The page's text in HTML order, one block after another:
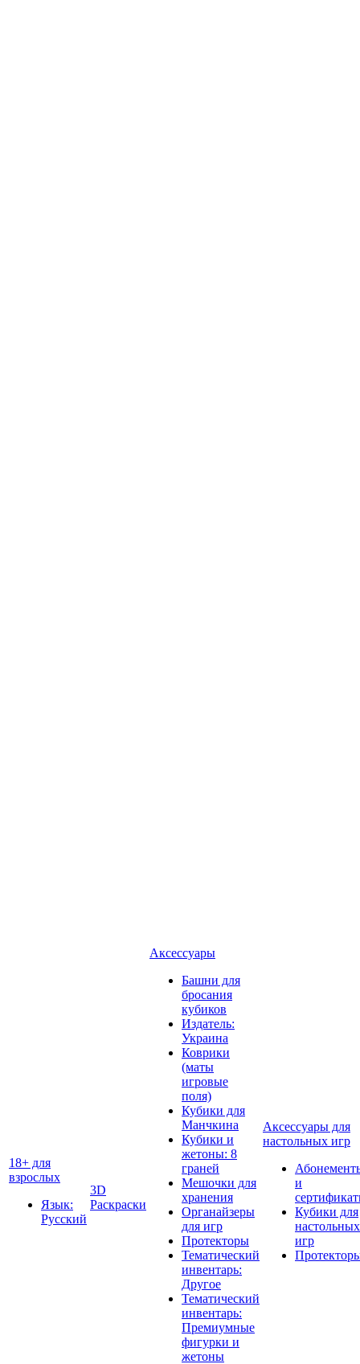
18+ для
взрослых
Язык:
Русский
3D
Раскраски
Аксессуары
Башни для
бросания
кубиков
Издатель:
Украина
Коврики
(маты
игровые
поля)
Кубики для
Манчкина
Кубики и
жетоны: 8
граней
Мешочки для
хранения
Органайзеры
для игр
Протекторы
Тематический
инвентарь:
Другое
Тематический
инвентарь:
Премиумные
фигурки и
жетоны
Аксессуары для
настольных игр
и
Кубики для
настольных
игр